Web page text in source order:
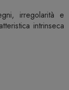
irregolarità e
intrinseca